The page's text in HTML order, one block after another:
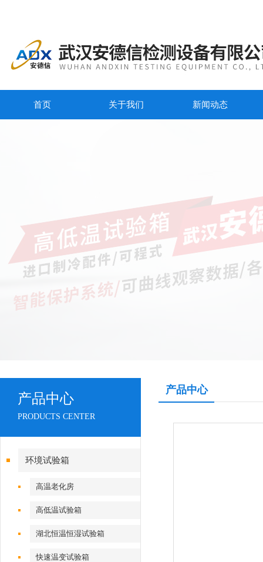
首页 关于我们 新闻动态
产品中心
PRODUCTS CENTER
环境试验箱
高温老化房
高低温试验箱
湖北恒温恒湿试验箱
快速温变试验箱
产品中心